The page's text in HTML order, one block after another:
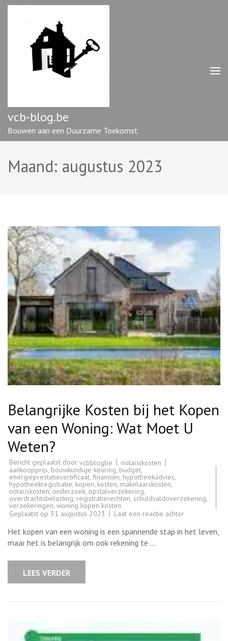
Ga
vcb-blog.be
Bouwen aan een Duurzame Toekomst
Maand: augustus 2023
Belangrijke Kosten bij het Kopen
van een Woning: Wat Moet U
Weten?
Bericht geplaatst door vcbblogbe
notariskosten
aankoopprijs, bouwkundige keuring, budget,
energieprestatiecertificaat, financiën, hypotheekadvies,
hypotheekregistratie, kopen, kosten, makelaarskosten,
notariskosten, onderzoek, opstalverzekering,
overdrachtsbelasting, registratierechten, schuldsaldoverzekering,
verzekeringen, woning kopen kosten
Geplaatst op 31 augustus 2023 Laat een reactie achterop
Kosten
bij
Het kopen van een woning is een spannende stap in het leven,
maar het is belangrijk om ook rekening te …
LEES VERDER